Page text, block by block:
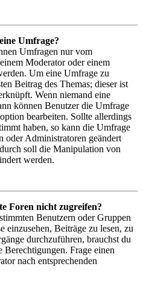
Umfrage?
Umfragen nur vom
Moderator oder einem
Um eine Umfrage zu
Beitrag des Themas; dieser ist
Wenn niemand eine
können Benutzer die Umfrage
bearbeiten. Sollte allerdings
haben, so kann die Umfrage
oder Administratoren geändert
soll die Manipulation von
werden.
Foren nicht zugreifen?
Benutzern oder Gruppen
einzusehen, Beiträge zu lesen, zu
durchzuführen, brauchst du
Berechtigungen. Frage einen
nach entsprechenden